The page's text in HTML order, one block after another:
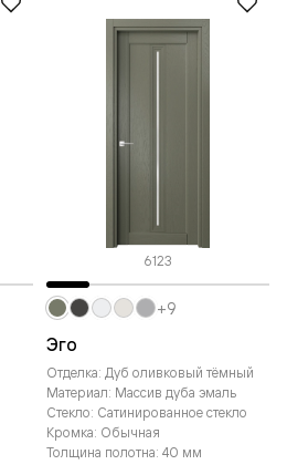
6123
Эго
Отделка: Дуб оливковый тёмный
Материал: Массив дуба эмаль
Стекло: Сатинированное стекло
Кромка: Обычная
Толщина полотна: 40 мм
+9